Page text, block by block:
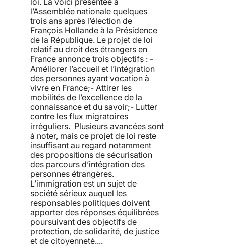
l’Assemblée nationale quelques
trois ans après l’élection de
François Hollande à la Présidence
de la République. Le projet de loi
relatif au droit des étrangers en
France annonce trois objectifs : -
Améliorer l’accueil et l’intégration
des personnes ayant vocation à
vivre en France;- Attirer les
mobilités de l’excellence de la
connaissance et du savoir;- Lutter
contre les flux migratoires
irréguliers. Plusieurs avancées sont
à noter, mais ce projet de loi reste
insuffisant au regard notamment
des propositions de sécurisation
des parcours d’intégration des
personnes étrangères.
L’immigration est un sujet de
société sérieux auquel les
responsables politiques doivent
apporter des réponses équilibrées
poursuivant des objectifs de
protection, de solidarité, de justice
et de citoyenneté....